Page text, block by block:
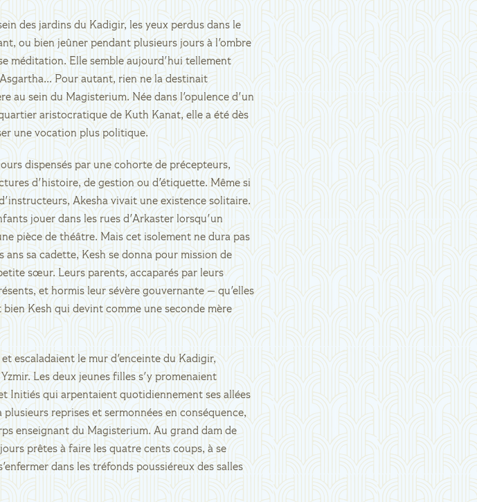
des jardins du Kadigir, les yeux perdus dans le
ou bien jeûner pendant plusieurs jours à l'ombre
méditation. Elle semble aujourd'hui tellement
Pour autant, rien ne la destinait
au sein du Magisterium. Née dans l'opulence d'un
aristocratique de Kuth Kanat, elle a été dès
une vocation plus politique.
dispensés par une cohorte de précepteurs,
d'histoire, de gestion ou d'étiquette. Même si
Akesha vivait une existence solitaire.
jouer dans les rues d'Arkaster lorsqu'un
pièce de théâtre. Mais cet isolement ne dura pas
sa cadette, Kesh se donna pour mission de
sœur. Leurs parents, accaparés par leurs
et hormis leur sévère gouvernante — qu'elles
Kesh qui devint comme une seconde mère
escaladaient le mur d'enceinte du Kadigir,
Les deux jeunes filles s'y promenaient
Initiés qui arpentaient quotidiennement ses allées
reprises et sermonnées en conséquence,
enseignant du Magisterium. Au grand dam de
prêtes à faire les quatre cents coups, à se
dans les tréfonds poussiéreux des salles